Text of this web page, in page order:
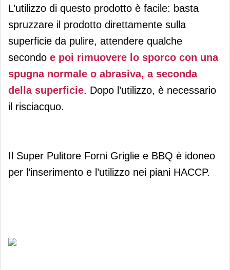
L’utilizzo di questo prodotto è facile: basta
spruzzare il prodotto direttamente sulla
superficie da pulire, attendere qualche
secondo e poi rimuovere lo sporco con una
spugna normale o abrasiva, a seconda
della superficie. Dopo l’utilizzo, è necessario
il risciacquo.
Il Super Pulitore Forni Griglie e BBQ è idoneo
per l’inserimento e l’utilizzo nei piani HACCP.